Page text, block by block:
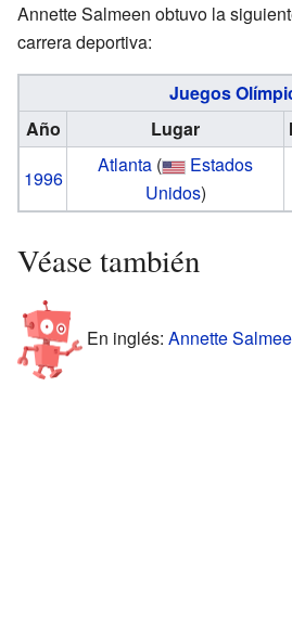
Annette Salmeen obtuvo la
carrera deportiva:
Juegos
Año
Lugar
1996
Atlanta (
Estados
Unidos)
Véase también
En inglés: Annette